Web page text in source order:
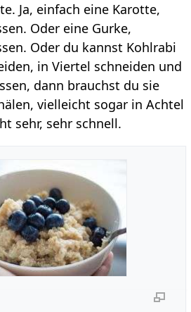
Ja, einfach eine Karotte,
Oder eine Gurke,
Oder du kannst Kohlrabi
in Viertel schneiden und
dann brauchst du sie
vielleicht sogar in Achtel
sehr, sehr schnell.